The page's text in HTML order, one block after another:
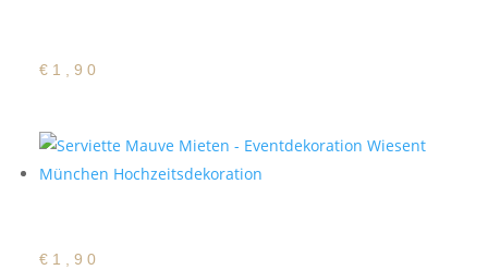
€ 1,90
€ 1,90